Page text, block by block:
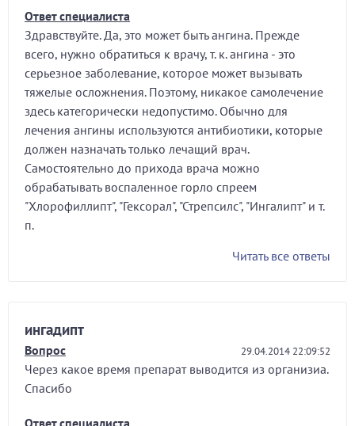
Ответ специалиста
Здравствуйте. Да, это может быть ангина. Прежде
всего, нужно обратиться к врачу, т. к. ангина - это
серьезное заболевание, которое может вызывать
тяжелые осложнения. Поэтому, никакое самолечение
здесь категорически недопустимо. Обычно для
лечения ангины используются антибиотики, которые
должен назначать только лечащий врач.
Самостоятельно до прихода врача можно
обрабатывать воспаленное горло спреем
"Хлорофиллипт", "Гексорал", "Стрепсилс", "Ингалипт" и т.
п.
Читать все ответы
ингадипт
Вопрос 29.04.2014 22:09:52
Через какое время препарат выводится из организиа.
Спасибо
Ответ специалиста